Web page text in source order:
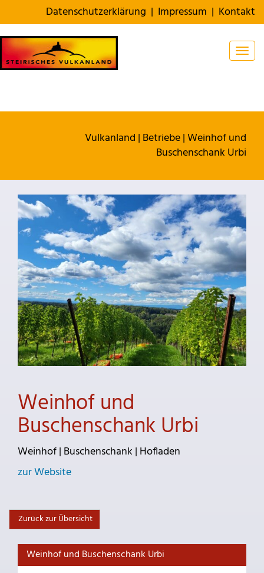
Datenschutzerklärung | Impressum | Kontakt
Vulkanland | Betriebe|Weinhof und
Buschenschank Urbi
Weinhof und
Buschenschank Urbi
Weinhof | Buschenschank | Hofladen
zur Website
Zurück zur Übersicht
Weinhof und Buschenschank Urbi